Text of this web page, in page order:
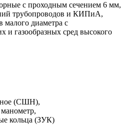
с проходным сечением 6 мм,
трубопроводов и КИПиА,
малого диаметра с
и газообразных сред высокого
(СШН),
кольца (ЗУК)